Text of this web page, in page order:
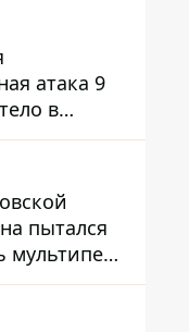
атака 9
в
полета
пытался
вынес